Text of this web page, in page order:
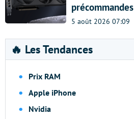
précommandes
5 août 2026 07:09
🔥 Les Tendances
Prix RAM
Apple iPhone
Nvidia